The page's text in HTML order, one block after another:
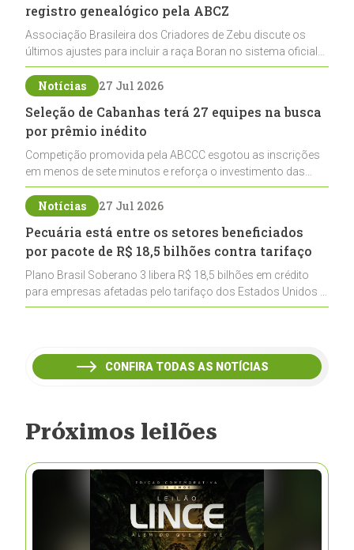
registro genealógico pela ABCZ
Associação Brasileira dos Criadores de Zebu discute os
últimos ajustes para incluir a raça Boran no sistema oficial
de registros, abrindo caminho para sua expansão na
pecuária nacional
Notícias 27 Jul 2026
Seleção de Cabanhas terá 27 equipes na busca
por prêmio inédito
Competição promovida pela ABCCC esgotou as inscrições
em menos de sete minutos e reforça o investimento das
cabanhas na seleção genética de Cavalos Crioulos voltados
ao laço
Notícias 27 Jul 2026
Pecuária está entre os setores beneficiados
por pacote de R$ 18,5 bilhões contra tarifaço
Plano Brasil Soberano 3 libera R$ 18,5 bilhões em crédito
para empresas afetadas pelo tarifaço dos Estados Unidos e
inclui a pecuária entre os setores estratégicos
CONFIRA TODAS AS NOTÍCIAS
Próximos leilões